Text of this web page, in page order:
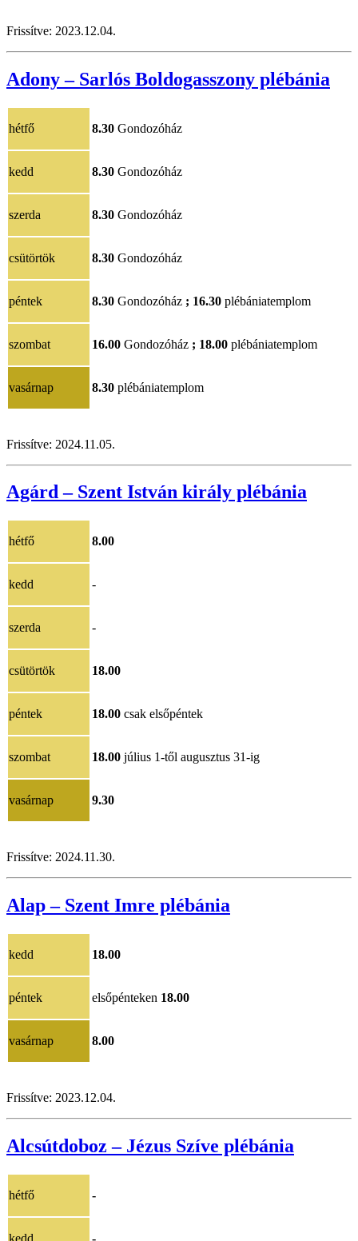
Frissítve: 2023.12.04.
Adony – Sarlós Boldogasszony plébánia
hétfő 8.30 Gondozóház
kedd 8.30 Gondozóház
szerda 8.30 Gondozóház
csütörtök 8.30 Gondozóház
péntek 8.30 Gondozóház ; 16.30 plébániatemplom
szombat 16.00 Gondozóház ; 18.00 plébániatemplom
vasárnap 8.30 plébániatemplom
Frissítve: 2024.11.05.
Agárd – Szent István király plébánia
hétfő 8.00
kedd -
szerda -
csütörtök 18.00
péntek 18.00 csak elsőpéntek
szombat 18.00 július 1-től augusztus 31-ig
vasárnap 9.30
Frissítve: 2024.11.30.
Alap – Szent Imre plébánia
kedd 18.00
péntek elsőpénteken 18.00
vasárnap 8.00
Frissítve: 2023.12.04.
Alcsútdoboz – Jézus Szíve plébánia
hétfő -
kedd -